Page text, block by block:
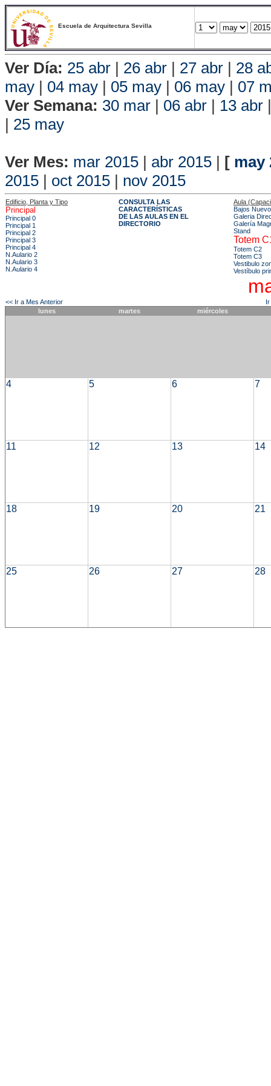
Escuela de Arquitectura Sevilla
Ver Día: 25 abr | 26 abr | 27 abr | 28
may | 04 may | 05 may | 06 may | 07
Ver Semana: 30 mar | 06 abr | 13 abr
| 25 may
Ver Mes: mar 2015 | abr 2015 | [ may
2015 | oct 2015 | nov 2015
Edificio, Planta y Tipo
Principal
Principal 0
Principal 1
Principal 2
Principal 3
Principal 4
N.Aulario 2
N.Aulario 3
N.Aulario 4
CONSULTA LAS
CARACTERÍSTICAS
DE LAS AULAS EN EL
DIRECTORIO
Aula
Bajos
Galeria
Galería
Stand
Totem
Totem C2
Totem C3
Vestibulo
Vestíbulo
<< Ir a Mes Anterior
lunes
martes miércoles
4 5 6 7
11 12 13 14
18 19 20 21
25 26 27 28